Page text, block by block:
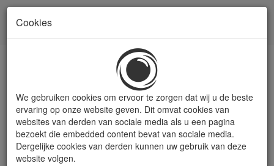
Cookies
We gebruiken cookies om ervoor te zorgen dat wij u de beste
ervaring op onze website geven. Dit omvat cookies van
websites van derden van sociale media als u een pagina
bezoekt die embedded content bevat van sociale media.
Dergelijke cookies van derden kunnen uw gebruik van deze
website volgen.
Nous fournissons des mandrins pour Weldon, des mandrins à
pinces, des porte-fraises, des mandrins expansibles hydrauliques,
des mandrins de frettage...
G2.5 ou G6.3.